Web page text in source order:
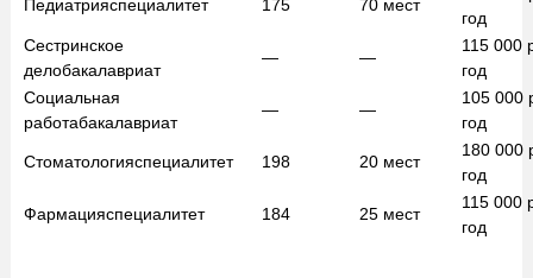
Педиатрияспециалитет 175 70 мест
год
Сестринское
делобакалавриат
— —
115 000
год
Социальная
работабакалавриат
— —
105 000
год
Стоматологияспециалитет 198 20 мест
180 000
год
Фармацияспециалитет 184 25 мест
115 000
год